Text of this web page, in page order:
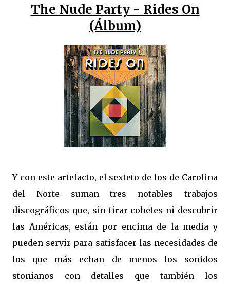
The Nude Party - Rides On
(Álbum)
Y con este artefacto, el sexteto de los de Carolina
del Norte suman tres notables trabajos
discográficos que, sin tirar cohetes ni descubrir
las Américas, están por encima de la media y
pueden servir para satisfacer las necesidades de
los que más echan de menos los sonidos
stonianos con detalles que también los